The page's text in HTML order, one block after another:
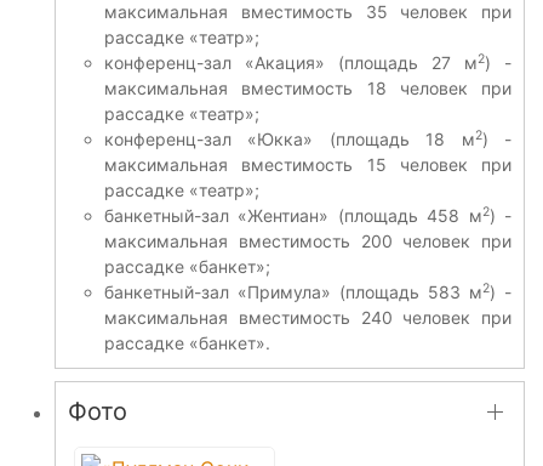
максимальная вместимость 35 человек при
рассадке «театр»;
конференц-зал «Акация» (площадь 27 м2) -
максимальная вместимость 18 человек при
рассадке «театр»;
конференц-зал «Юкка» (площадь 18 м2) -
максимальная вместимость 15 человек при
рассадке «театр»;
банкетный-зал «Жентиан» (площадь 458 м2) -
максимальная вместимость 200 человек при
рассадке «банкет»;
банкетный-зал «Примула» (площадь 583 м2) -
максимальная вместимость 240 человек при
рассадке «банкет».
Фото